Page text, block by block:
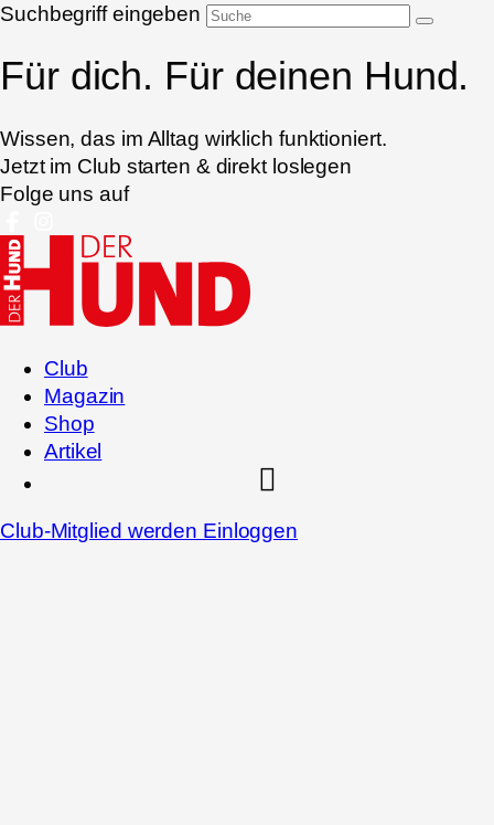
Suchbegriff eingeben
Für dich. Für deinen Hund.
Wissen, das im Alltag wirklich funktioniert.
Jetzt im Club starten & direkt loslegen
Folge uns auf
Club
Magazin
Shop
Artikel
Club-Mitglied werden Einloggen